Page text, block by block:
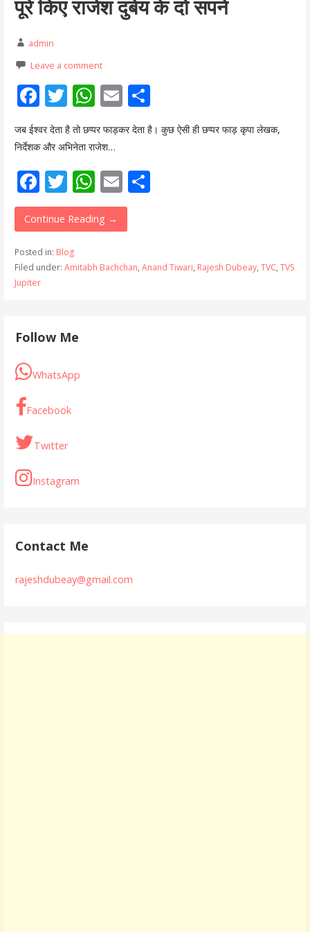
पूरे किए राजेश दुबेय के दो सपने
admin
Leave a comment
F
ac
e
o
o
k
T
w
itt
W
at
A
p
p
E
m
ai
S
h
ar
जब ईश्वर देता है तो छप्पर फाड़कर देता है। कुछ ऐसी ही छप्पर फाड़ कृपा लेखक,
निर्देशक और अभिनेता राजेश…
F
ac
e
b
o
o
T
w
itt
er
W
h
at
A
E
m
ai
S
Continue Reading →
Posted in: Blog
Filed under: Amitabh Bachchan, Anand Tiwari, Rajesh Dubeay, TVC, TVS
Jupiter
Follow Me
WhatsApp
Facebook
Twitter
Instagram
Contact Me
rajeshdubeay@gmail.com